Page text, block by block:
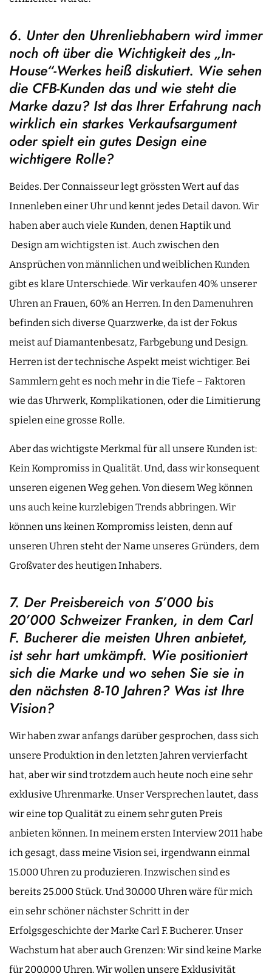
6. Unter den Uhrenliebhabern wird immer
noch oft über die Wichtigkeit des „In-
House“-Werkes heiß diskutiert. Wie sehen
die CFB-Kunden das und wie steht die
Marke dazu? Ist das Ihrer Erfahrung nach
wirklich ein starkes Verkaufsargument
oder spielt ein gutes Design eine
wichtigere Rolle?
Beides. Der Connaisseur legt grössten Wert auf das
Innenleben einer Uhr und kennt jedes Detail davon. Wir
haben aber auch viele Kunden, denen Haptik und
Design am wichtigsten ist. Auch zwischen den
Ansprüchen von männlichen und weiblichen Kunden
gibt es klare Unterschiede. Wir verkaufen 40% unserer
Uhren an Frauen, 60% an Herren. In den Damenuhren
befinden sich diverse Quarzwerke, da ist der Fokus
meist auf Diamantenbesatz, Farbgebung und Design.
Herren ist der technische Aspekt meist wichtiger. Bei
Sammlern geht es noch mehr in die Tiefe – Faktoren
wie das Uhrwerk, Komplikationen, oder die Limitierung
spielen eine grosse Rolle.
Aber das wichtigste Merkmal für all unsere Kunden ist:
Kein Kompromiss in Qualität. Und, dass wir konsequent
unseren eigenen Weg gehen. Von diesem Weg können
uns auch keine kurzlebigen Trends abbringen. Wir
können uns keinen Kompromiss leisten, denn auf
unseren Uhren steht der Name unseres Gründers, dem
Großvater des heutigen Inhabers.
7. Der Preisbereich von 5’000 bis
20’000 Schweizer Franken, in dem Carl
F. Bucherer die meisten Uhren anbietet,
ist sehr hart umkämpft. Wie positioniert
sich die Marke und wo sehen Sie sie in
den nächsten 8-10 Jahren? Was ist Ihre
Vision?
Wir haben zwar anfangs darüber gesprochen, dass sich
unsere Produktion in den letzten Jahren vervierfacht
hat, aber wir sind trotzdem auch heute noch eine sehr
exklusive Uhrenmarke. Unser Versprechen lautet, dass
wir eine top Qualität zu einem sehr guten Preis
anbieten können. In meinem ersten Interview 2011 habe
ich gesagt, dass meine Vision sei, irgendwann einmal
15.000 Uhren zu produzieren. Inzwischen sind es
bereits 25.000 Stück. Und 30.000 Uhren wäre für mich
ein sehr schöner nächster Schritt in der
Erfolgsgeschichte der Marke Carl F. Bucherer. Unser
Wachstum hat aber auch Grenzen: Wir sind keine Marke
für 200.000 Uhren. Wir wollen unsere Exklusivität